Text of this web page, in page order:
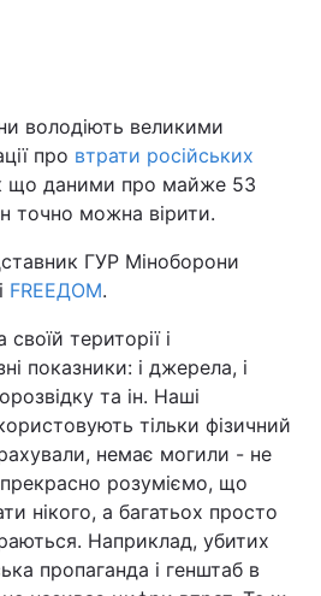
Війна
Політика
Наука
Лайт
Інциденти
Туризм
Погода
Регіони
володіють великими
про втрати російських
що даними про майже 53
точно можна вірити.
ГУР Міноборони
FREEДОМ.
території і
показники: і джерела, і
та ін. Наші
тільки фізичний
немає могили - не
розуміємо, що
нікого, а багатьох просто
Наприклад, убитих
пропаганда і генштаб в